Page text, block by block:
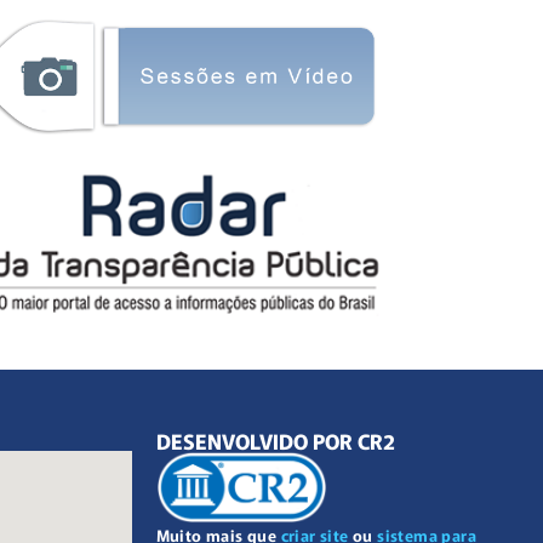
Muito mais que criar site ousistema para
DESENVOLVIDO POR CR2